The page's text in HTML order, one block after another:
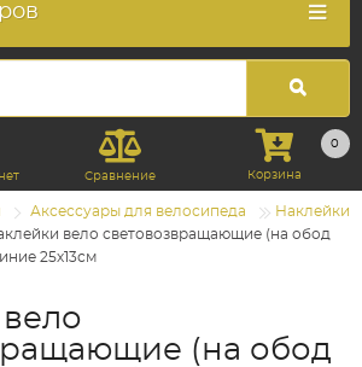
Сравнение
0
Корзина
Аксессуары для велосипеда
Наклейки
вело световозвращающие (на обод
25х13см
(на обод